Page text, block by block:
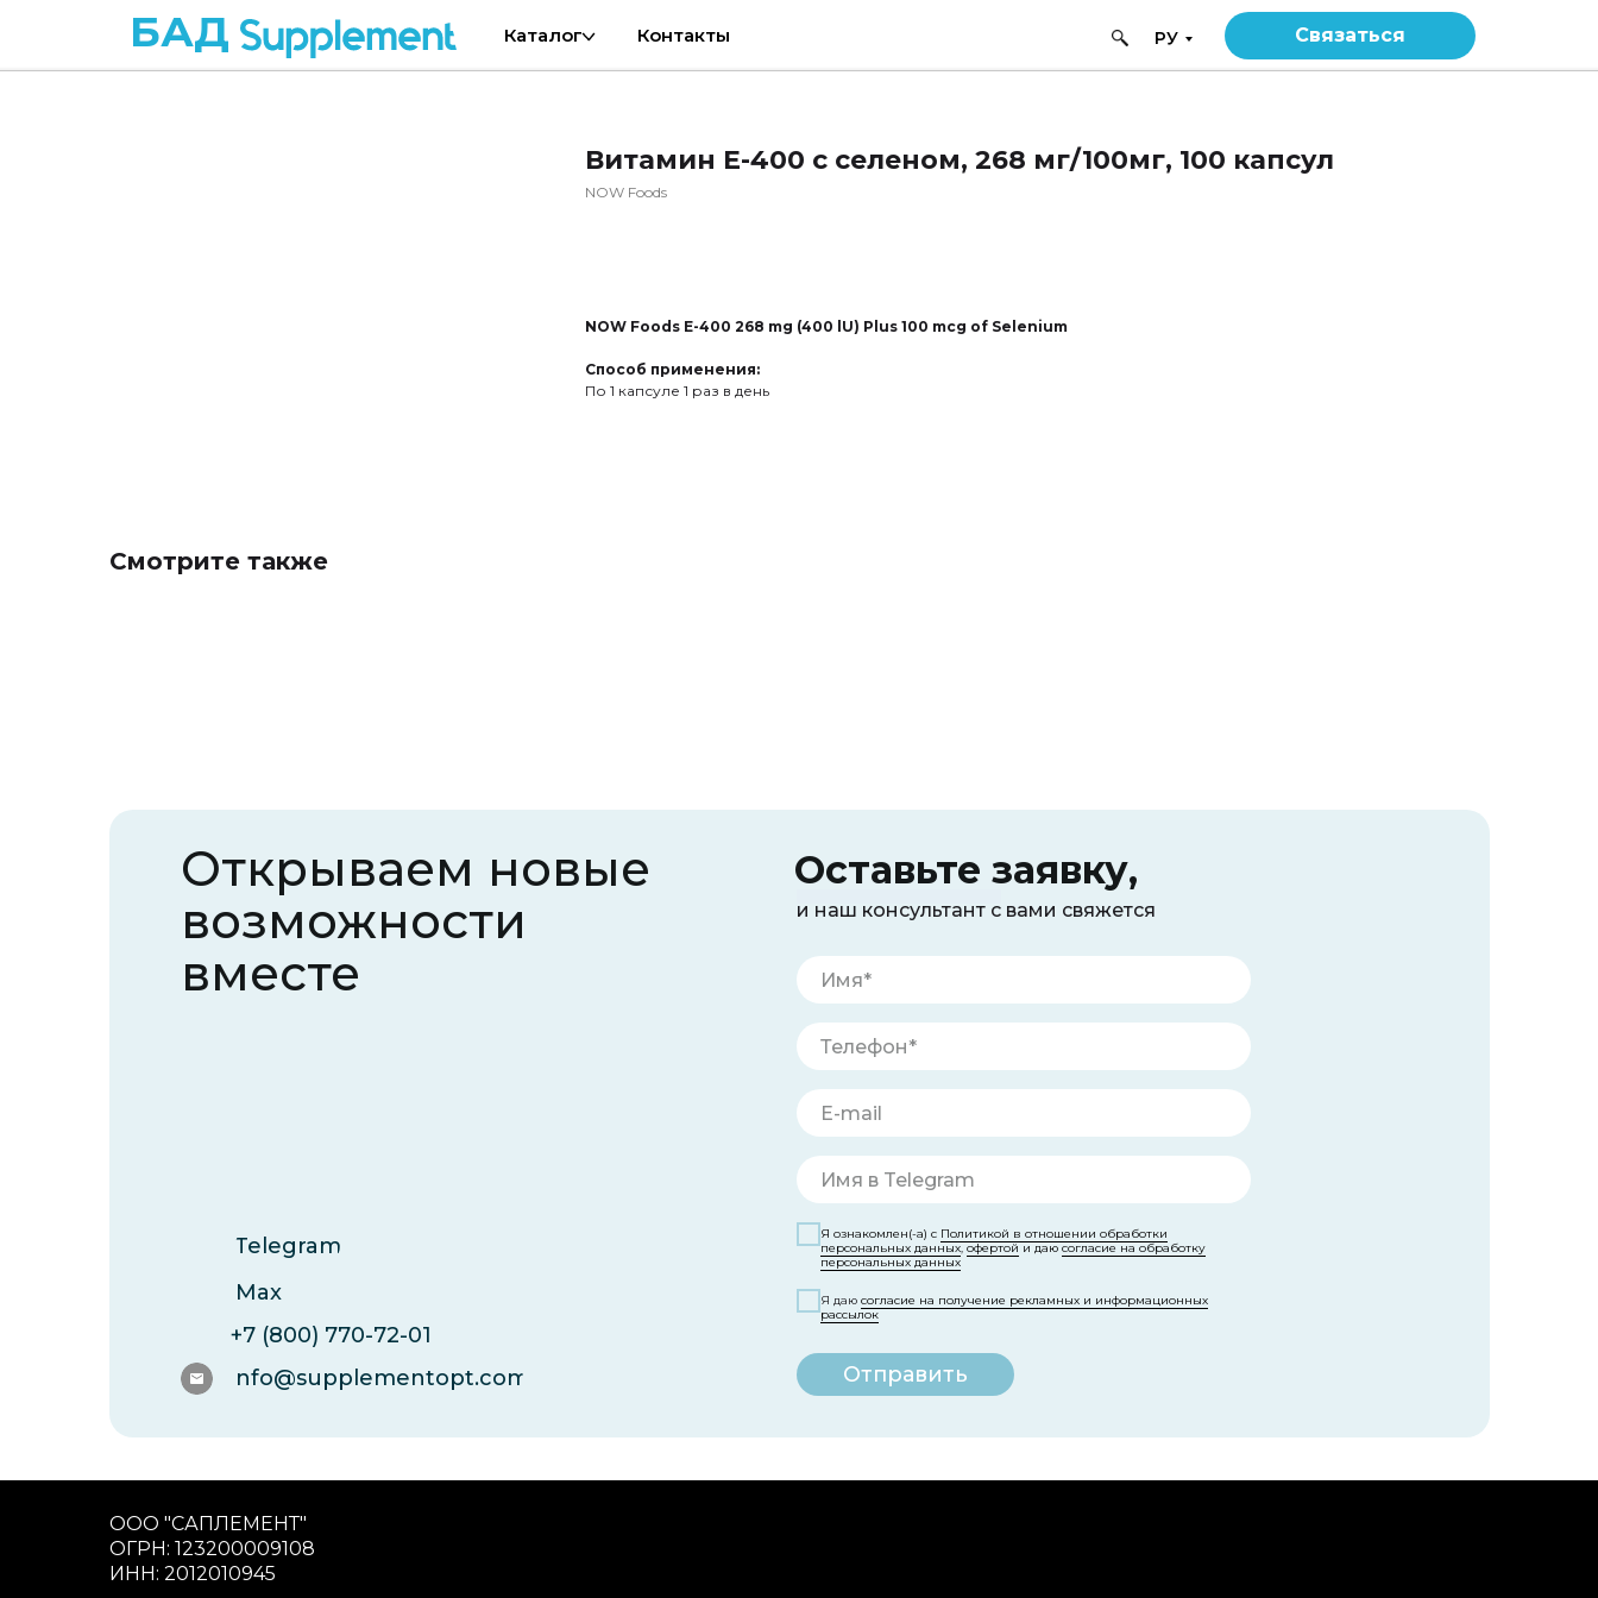
РУ Связаться
Контакты
БАД Каталог
Витамин E-400 с селеном, 268 мг/100мг, 100 капсул
NOW Foods
NOW Foods E-400 268 mg (400 lU) Plus 100 mcg of Selenium
Способ применения:
По 1 капсуле 1 раз в день
Смотрите также
и наш консультант с вами свяжется
Открываем новые
возможности
вместе
Я ознакомлен(-а) с Политикой в отношении обработки
персональных данных,офертой и даюсогласие на обработку
персональных данных
Я даю согласие на получение рекламных и информационных
рассылок
Отправить
Оставьте заявку,
Max
Telegram
info@supplementopt.com
+7 (800) 770-72-01
ОГРН: 123200009108
ИНН: 2012010945
ООО "САПЛЕМЕНТ"